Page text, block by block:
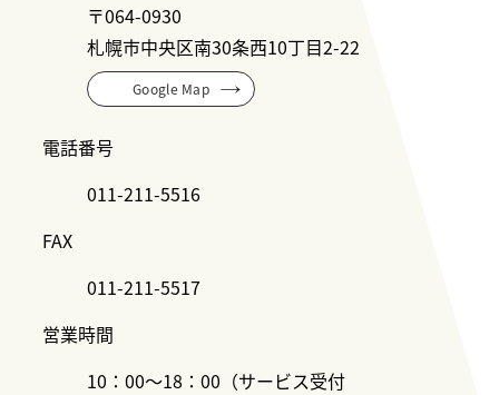
〒064-0930
札幌市中央区南30条西10丁目2-22
Google Map
電話番号
011-211-5516
FAX
011-211-5517
営業時間
10：00〜18：00（サービス受付